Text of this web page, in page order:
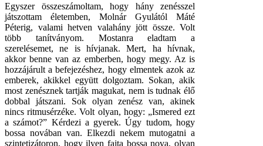
Egyszer összeszámoltam, hogy hány zenésszel
játszottam életemben, Molnár Gyulától Máté
Péterig, valami hetven valahány jött össze. Volt
több tanítványom. Mostanra eladtam a
szerelésemet, ne is hívjanak. Mert, ha hívnak,
akkor benne van az emberben, hogy megy. Az is
hozzájárult a befejezéshez, hogy elmentek azok az
emberek, akikkel együtt dolgoztam. Sokan, akik
most zenésznek tartják magukat, nem is tudnak élő
dobbal játszani. Sok olyan zenész van, akinek
nincs ritmusérzéke. Volt olyan, hogy: „Ismered ezt
a számot?” Kérdezi a gyerek. Úgy tudom, hogy
bossa novában van. Elkezdi nekem mutogatni a
szintetizátoron, hogy ilyen fajta bossa nova, olyan